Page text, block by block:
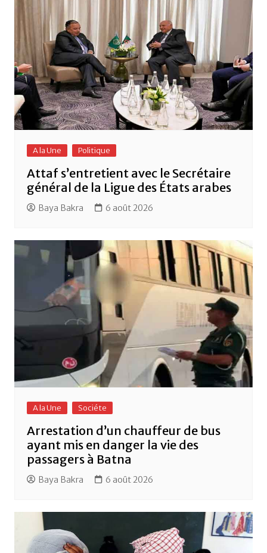
k
A la Une Politique
Attaf s’entretient avec le Secrétaire
général de la Ligue des États arabes
Baya Bakra 6 août 2026
A la Une Sociéte
Arrestation d’un chauffeur de bus
ayant mis en danger la vie des
passagers à Batna
Baya Bakra 6 août 2026